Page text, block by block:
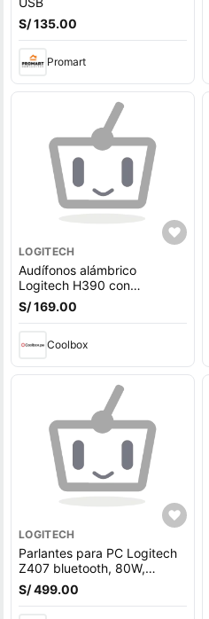
S/ 135.00
Promart
LOGITECH
Audífonos alámbrico
Logitech H390 con
micrófono, conexión usb,
control de volumen, cable
S/ 169.00
Coolbox
LOGITECH
Parlantes para PC Logitech
Z407 bluetooth, 80W,
conexión micro USB y Jack
3.5mm, con subwoofer y
S/ 499.00